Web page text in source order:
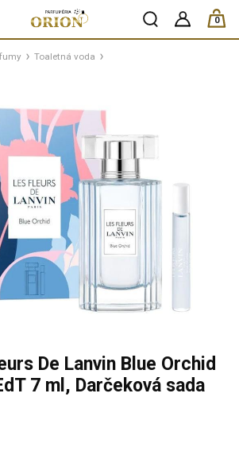
0
ks /
Toaletná voda
De Lanvin Blue Orchid
7 ml, Darčeková sada